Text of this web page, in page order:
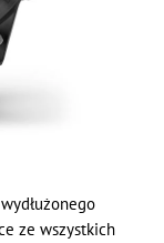
ze wszystkich